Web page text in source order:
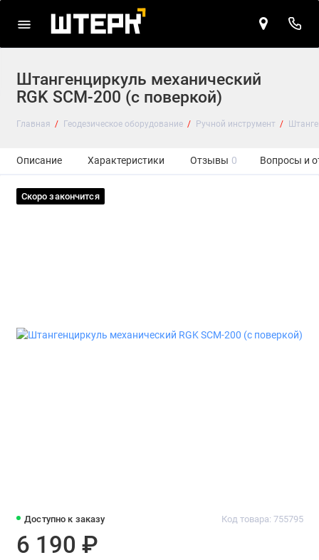
Штангенциркуль механический
RGK SCM-200 (с поверкой)
Главная Геодезическое оборудование Ручной инструмент
Описание Характеристики Отзывы 0 Вопросы и
Скоро закончится
Доступно к заказу Код товара: 755795
6 190 ₽